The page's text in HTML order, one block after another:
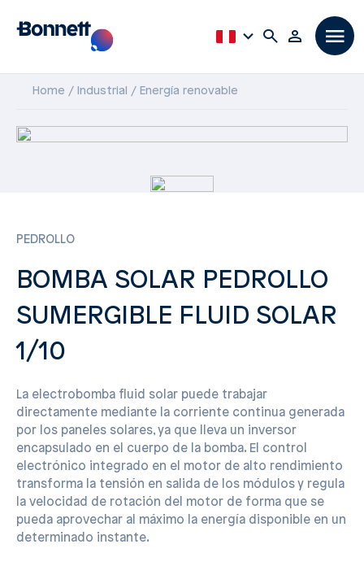
Home Industrial Energía renovable
PEDROLLO
BOMBA SOLAR PEDROLLO
SUMERGIBLE FLUID SOLAR
1/10
La electrobomba fluid solar puede trabajar
directamente mediante la corriente continua generada
por los paneles solares, ya que lleva un inversor
encapsulado en el cuerpo de la bomba. El control
electrónico integrado en el motor de alto rendimiento
transforma la tensión en salida de los módulos y regula
la velocidad de rotación del motor de forma que se
pueda aprovechar al máximo la energía disponible en un
determinado instante.